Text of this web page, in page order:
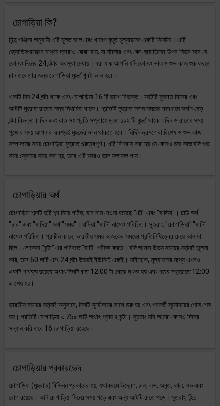
চোগাড়িয়া কি?
হিন্দু পঞ্জিকা অনুযায়ী এটি মূলত ভাল এবং খারাপ মুহূর্ত মূল্যায়নের একটি সিস্টেম। এটি
জ্যোতিষশাস্ত্রের মাধ্যম দ্বারাও বোঝা যায়, যা স্টার্লার এবং বেদ জ্যোতিষের উপর নির্ভর করে যে
কোনও দিনের 24 ঘন্টার অবস্থা দেখায়। ধরা যাক আপনি যদি কোনও ভাল ও শুভ কাজ শুরু করতে
চান তবে তার জন্য চোগাড়িয়া মুহুর্ত খুবই ভাল হবে।
একটি দিন 24 ঘন্টা থাকে এবং চোগাড়িয়া 16 টি ভাগে বিভক্ত। আটটি মুহুরাত দিনের এবং
আটটি মুহুরাত রাতের জন্য নির্ধারিত থাকে। প্রতিটি মুহুরাত সমান সময়ের ব্যবধানে অর্থাৎ দেড়
ঘন্টা বিভক্ত। দিন এবং রাত সহ প্রতি সপ্তাহে মূলত ১১২ টি মুহুর্ত থাকে। দিন ও রাতের সময়
পুজোর সময় আপনার অবশ্যই মুহুর্তের জ্ঞান থাকতে হবে। নির্দিষ্ট ভ্রমণে বা বিশেষ ও শুভ কাজ
সম্পাদনের সময় চোগাড়িয়া মুহুরাত গুরুত্বপূর্ণ। এটি বিশ্বাস করা হয় যে কোনও শুভ কাজ যদি শুভ
সময় ফ্রেমের সময় করা হয়, তবে এটি আরও ভাল ফলাফল পায়।
চোগাড়িয়ার অর্থ
চোগাড়িয়া শব্দটি দুটি শব্দ নিয়ে গঠিত, যার নাম দেওয়া হয়েছে "চৌ" এবং "ঘাদিয়া"। চাউ অর্থ
"চার" এবং "ঘাদিয়া" অর্থ "সময়"। ঘাদিয়া "ঘাটি" নামেও পরিচিত। সুতরাং, "চোগাড়িয়া" "ঘাটি"
নামেও পরিচিত। প্রাচীন কালে, ভারতীয় সময় আজকের সময়ের প্রতিনিধিত্বের চেয়ে আলাদা
ছিল। লোকেরা "ঘন্টা" এর পরিবর্তে "ঘাটি" পরীক্ষা করত। যদি আমরা উভয় সময়ের ফর্ম্যাট তুলনা
করি, তবে 60 ঘাটি এবং 24 ঘন্টা উভয়ই ইউনিটে একই। যাইহোক, মূল্যায়নের মধ্যে এখনও
একটি পার্থক্য রয়েছে অর্থাৎ দিনটি রাত 12:00 টা থেকে ম শুরু হয় এবং পরের মধ্যরাতে 12:00
এ শেষ হয়।
ভারতীয় সময়ের ফর্ম্যাট অনুসারে, দিনটি সূর্যোদয়ের সাথে শুরু হয় এবং পরবর্তী সূর্যোদয়ের শেষে শেষ
হয়। প্রতিটি চোগাড়িয়া ৩.75৫ ঘাটি অর্থাৎ প্রায় ৪ ঘন্টা। সুতরাং যদি আমরা কোনও দিনের
সন্ধান করি তবে 16 চোগাড়িয়া রয়েছে।
চোগাড়িয়ার প্রকারভেদ
চোগাড়িয়া (মুহুরাত) বিভিন্ন প্রকারের হয়, যথাক্রমে উদ্বেগ, চাল, লভ, অমৃত, কাল, শুভ এবং
রোগ রয়েছে। আট চোগাড়িয়া দিনের সময় পড়ে এবং অন্য আটটি রাতে পড়ে। সুতরাং, হিন্দু